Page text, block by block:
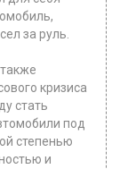
за руль.
кризиса
стать
под
степенью
и